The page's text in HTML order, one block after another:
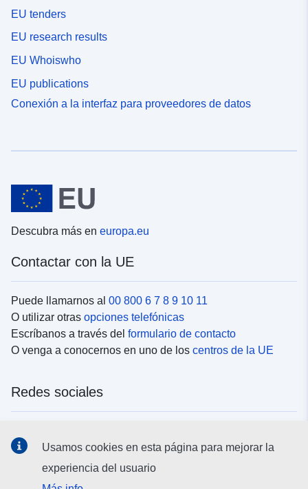
EU tenders
EU research results
EU Whoiswho
EU publications
Conexión a la interfaz para proveedores de datos
Descubra más en europa.eu
Contactar con la UE
Puede llamarnos al 00 800 6 7 8 9 10 11
O utilizar otras opciones telefónicas
Escríbanos a través del formulario de contacto
O venga a conocernos en uno de los centros de la UE
Redes sociales
Instituciones y organismos de la UE
Usamos cookies en esta página para mejorar la
experiencia del usuario